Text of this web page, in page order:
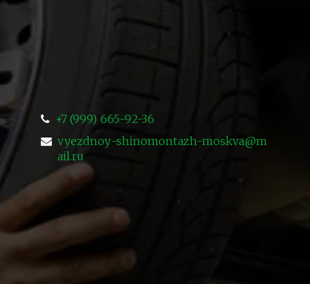
+7 (999) 665-92-36
vyezdnoy-shinomontazh-moskva@m
ail.ru